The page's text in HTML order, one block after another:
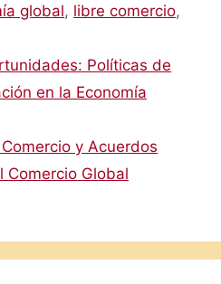
global, libre comercio,
Políticas de
en la Economía
y Acuerdos
Comercio Global